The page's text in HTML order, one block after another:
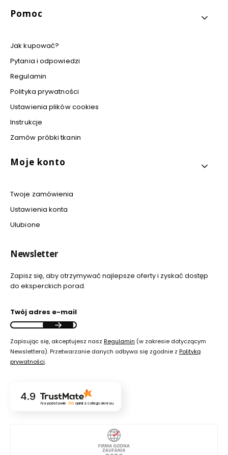
Pomoc
Jak kupować?
Pytania i odpowiedzi
Regulamin
Polityka prywatności
Ustawienia plików cookies
Instrukcje
Zamów próbki tkanin
Moje konto
Twoje zamówienia
Ustawienia konta
Ulubione
Newsletter
Zapisz się, aby otrzymywać najlepsze oferty i zyskać dostęp
do eksperckich porad.
Twój adres e-mail
Zapisując się, akceptujesz nasz Regulamin (w zakresie dotyczącym
Newslettera). Przetwarzanie danych odbywa się zgodnie z Polityką
prywatności.
4.9
Na podstawie 103 opinii z całego okresu